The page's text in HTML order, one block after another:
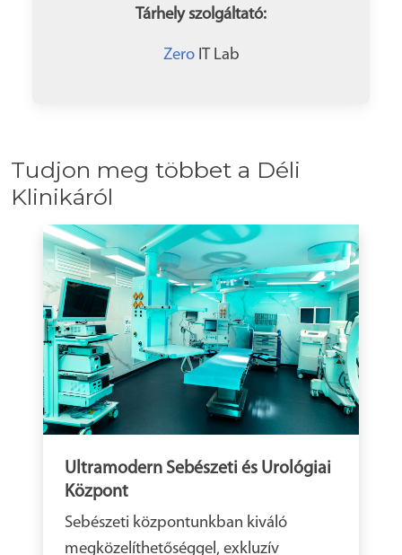
Tárhely szolgáltató:
ZeroIT Lab
Tudjon meg többet a Déli
Klinikáról
Ultramodern Sebészeti és Urológiai
Központ
Sebészeti központunkban kiváló
megközelíthetőséggel, exkluzív